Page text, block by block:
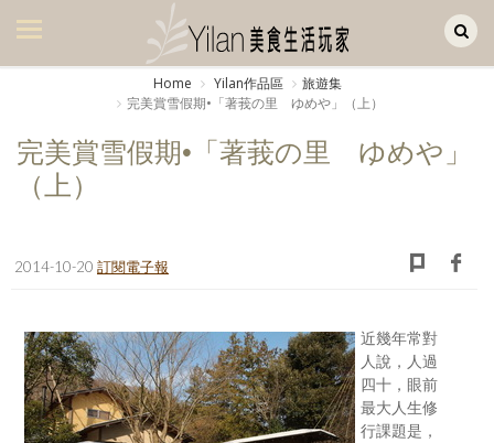
美食集
廚房集
旅遊集
書房集
日記簿
餐桌週記
Home Yilan作品區
旅遊集
完美賞雪假期•「著莪の里 ゆめや」（上）
完美賞雪假期•「著莪の里 ゆめや」
（上）
2014-10-20 訂閱電子報
近幾年常對
人說，人過
四十，眼前
最大人生修
行課題是，